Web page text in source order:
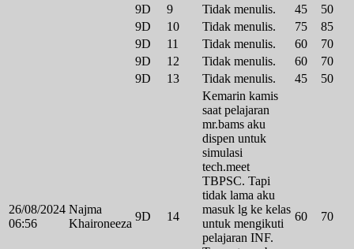
9D 9 Tidak menulis. 45
50
9D
10 Tidak menulis. 75
85
9D
11 Tidak menulis. 60
70
9D
12 Tidak menulis. 60
70
9D
13 Tidak menulis. 45 50
26/08/2024
06:56
Najma
Khaironeeza
9D 14
Kemarin kamis
saat pelajaran
mr.bams aku
dispen untuk
simulasi
tech.meet
TBPSC. Tapi
tidak lama aku
masuk lg ke kelas
untuk mengikuti
pelajaran INF.
60 70